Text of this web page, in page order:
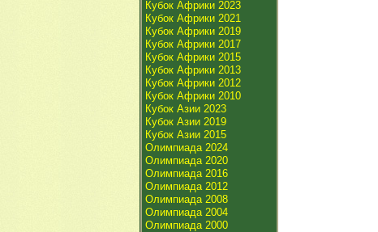
Кубок Африки 2023
Кубок Африки 2021
Кубок Африки 2019
Кубок Африки 2017
Кубок Африки 2015
Кубок Африки 2013
Кубок Африки 2012
Кубок Африки 2010
Кубок Азии 2023
Кубок Азии 2019
Кубок Азии 2015
Олимпиада 2024
Олимпиада 2020
Олимпиада 2016
Олимпиада 2012
Олимпиада 2008
Олимпиада 2004
Олимпиада 2000